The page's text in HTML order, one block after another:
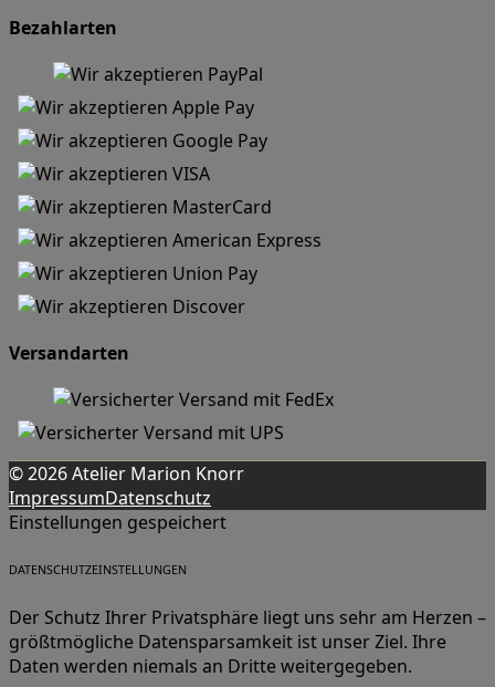
Bezahlarten
Versandarten
© 2026 Atelier Marion Knorr
ImpressumDatenschutz
Einstellungen gespeichert
DATENSCHUTZEINSTELLUNGEN
Der Schutz Ihrer Privatsphäre liegt uns sehr am Herzen –
größtmögliche Datensparsamkeit ist unser Ziel. Ihre
Daten werden niemals an Dritte weitergegeben.